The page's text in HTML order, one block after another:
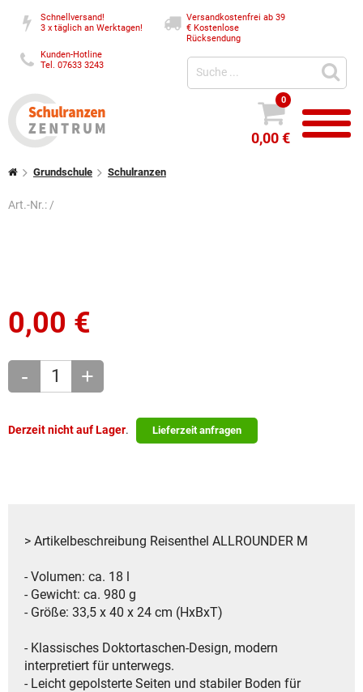
Schnellversand!
3 x täglich an Werktagen!
Versandkostenfrei ab 39
€Kostenlose
Rücksendung
Kunden-Hotline
Tel. 07633 3243
0
0,00 €
Grundschule Schulranzen
Art.-Nr.:/
0,00 €
- +
Derzeit nicht auf Lager. Lieferzeit anfragen
> Artikelbeschreibung Reisenthel ALLROUNDER M
- Volumen: ca. 18 l
- Gewicht: ca. 980 g
- Größe: 33,5 x 40 x 24 cm (HxBxT)
- Klassisches Doktortaschen-Design, modern
interpretiert für unterwegs.
- Leicht gepolsterte Seiten und stabiler Boden für